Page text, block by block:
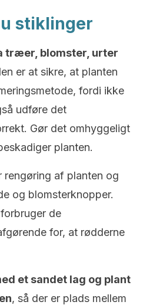
stiklinger
træer, blomster, urter
er at sikre, at planten
fordi ikke
udføre det
Gør det omhyggeligt
planten.
rengøring af planten og
og blomsterknopper.
de
for, at rødderne
et sandet lag og plant
, så der er plads mellem